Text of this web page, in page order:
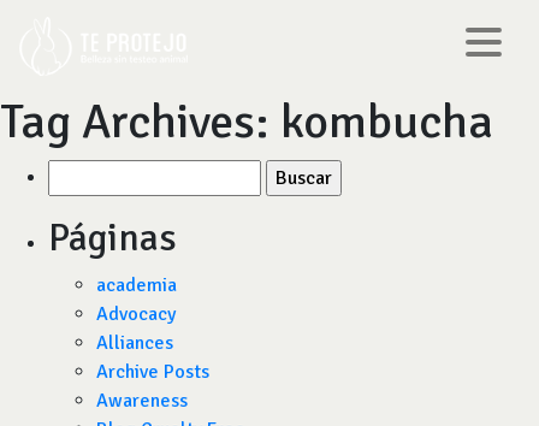
Tag Archives: kombucha
por:
Páginas
academia
Advocacy
Alliances
Archive Posts
Awareness